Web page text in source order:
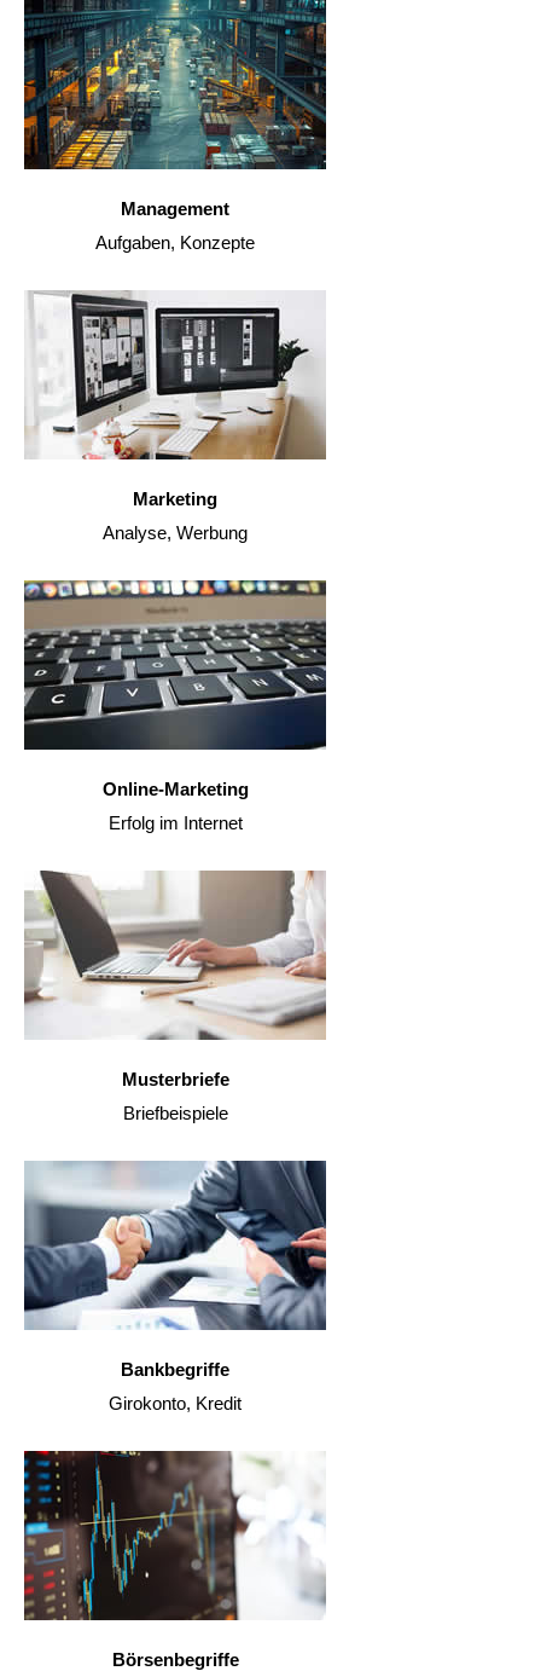
Management
Aufgaben, Konzepte
Marketing
Analyse, Werbung
Online-Marketing
Erfolg im Internet
Musterbriefe
Briefbeispiele
Bankbegriffe
Girokonto, Kredit
Börsenbegriffe